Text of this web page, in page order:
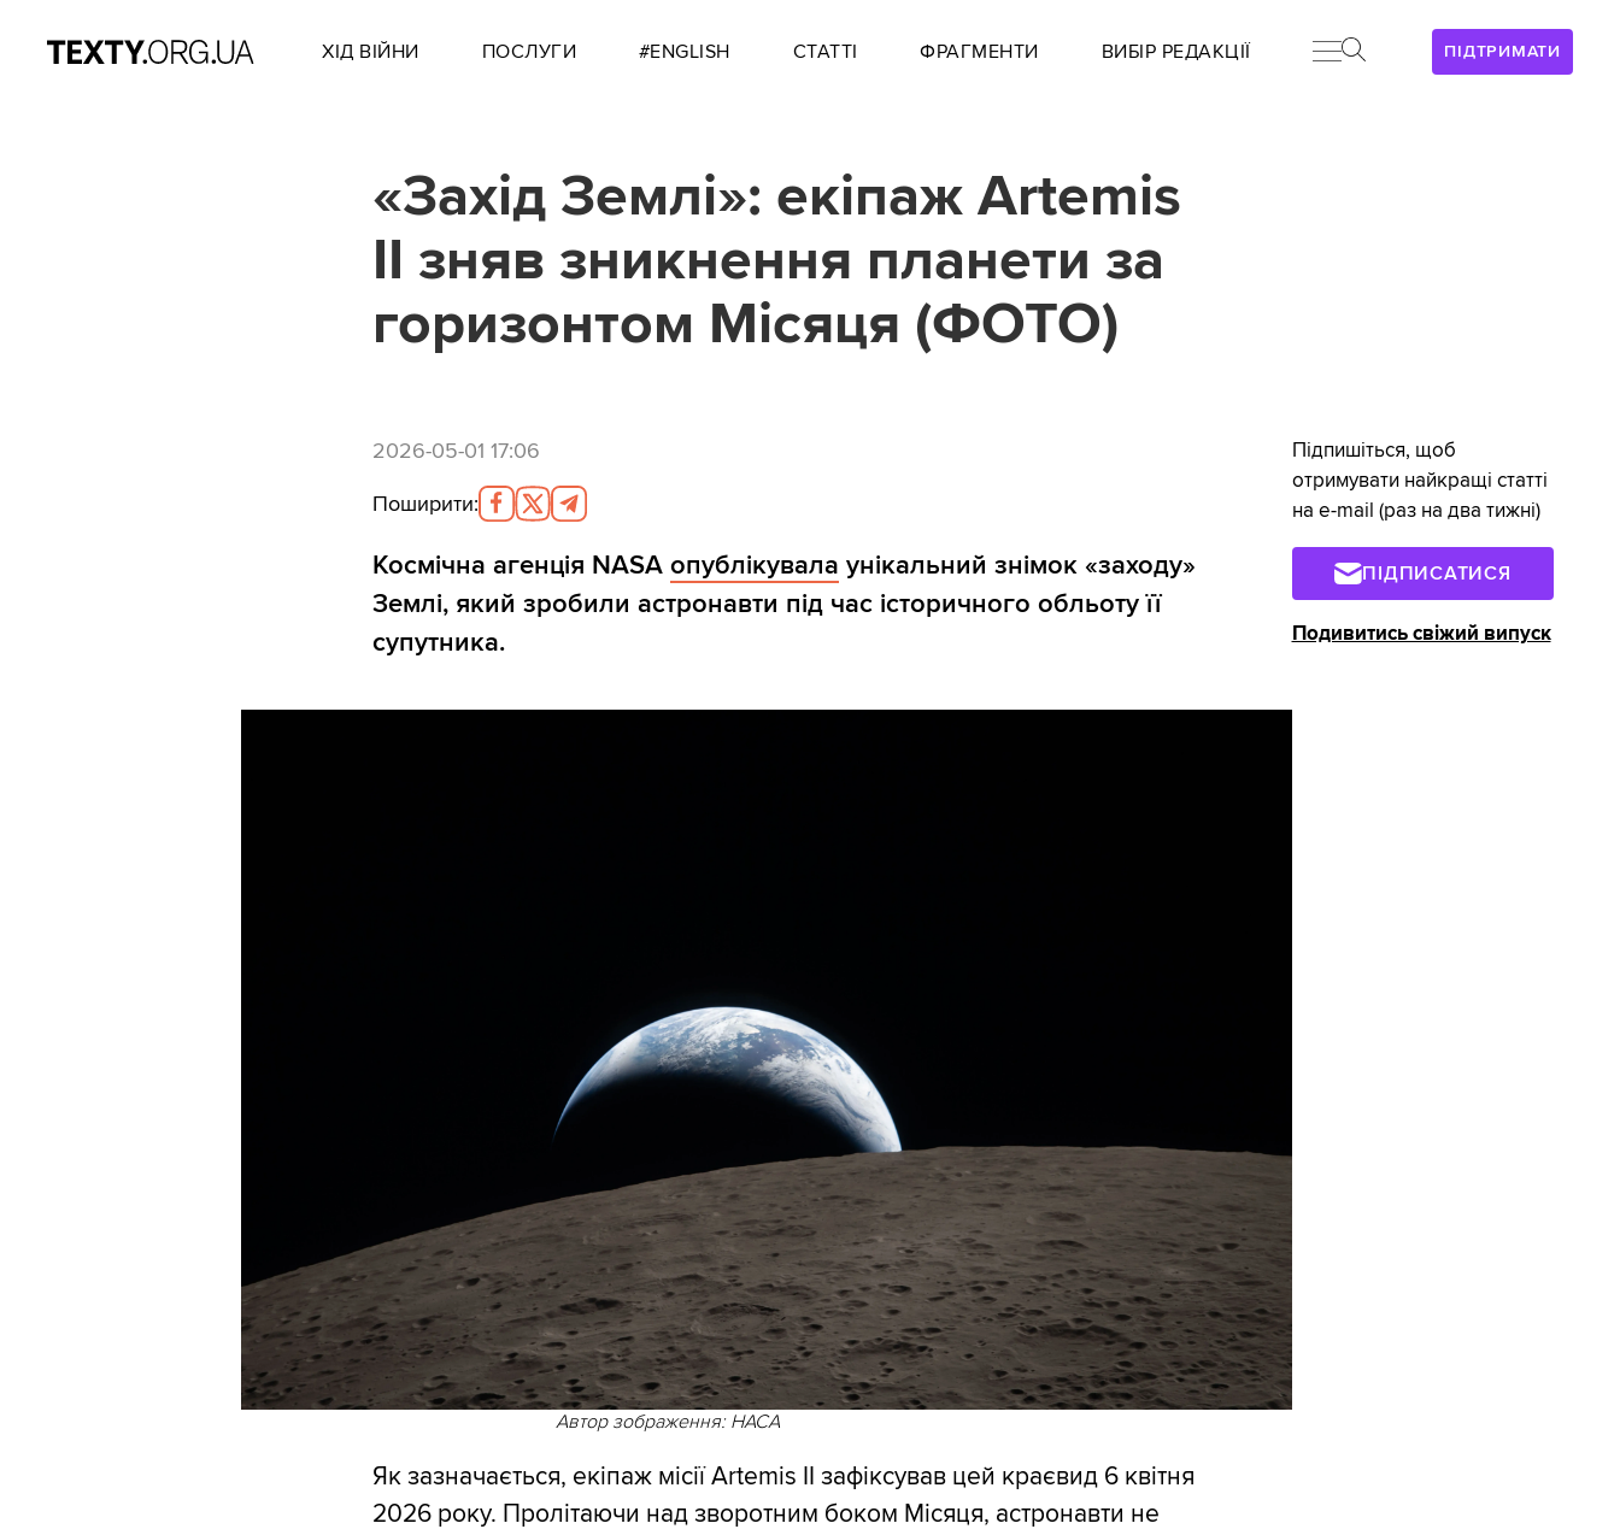
ПІДТРИМАТИ
ХІД ВІЙНИ ПОСЛУГИ #ENGLISH СТАТТІ ФРАГМЕНТИ ВИБІР РЕДАКЦІЇ
«Захід Землі»: екіпаж Artemis
II зняв зникнення планети за
горизонтом Місяця (ФОТО)
2026-05-01 17:06
Поширити:
Космічна агенція NASA опублікувала унікальний знімок «заходу»
Землі, який зробили астронавти під час історичного обльоту її
супутника.
Автор зображення: НАСА
Як зазначається, екіпаж місії Artemis II зафіксував цей краєвид 6 квітня
2026 року. Пролітаючи над зворотним боком Місяця, астронавти не
Підпишіться, щоб
отримувати найкращі статті
на e-mail (раз на два тижні)
ПІДПИСАТИСЯ
Подивитись свіжий випуск